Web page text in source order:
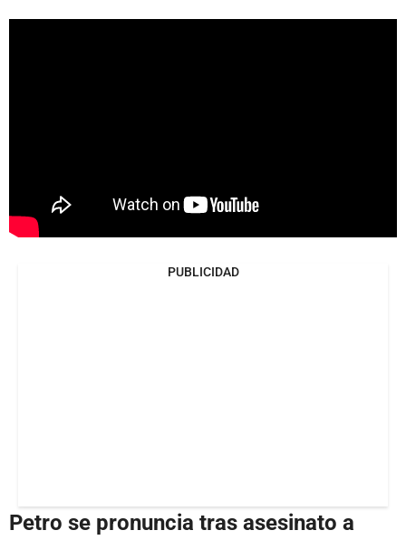
PUBLICIDAD
Petro se pronuncia tras asesinato a